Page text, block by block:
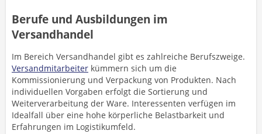
Berufe und Ausbildungen im
Versandhandel
Im Bereich Versandhandel gibt es zahlreiche Berufszweige.
Versandmitarbeiter kümmern sich um die
Kommissionierung und Verpackung von Produkten. Nach
individuellen Vorgaben erfolgt die Sortierung und
Weiterverarbeitung der Ware. Interessenten verfügen im
Idealfall über eine hohe körperliche Belastbarkeit und
Erfahrungen im Logistikumfeld.